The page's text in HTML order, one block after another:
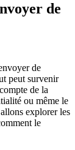
de
de
peut survenir
de la
ou même le
explorer les
le